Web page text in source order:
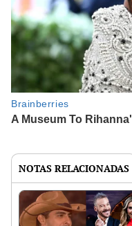
NOTAS RELACIONADAS